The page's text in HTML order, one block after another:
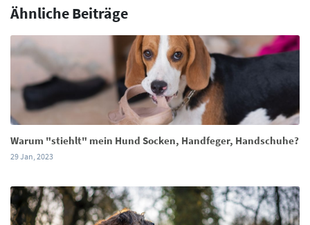
Ähnliche Beiträge
Warum "stiehlt" mein Hund Socken, Handfeger, Handschuhe?
29 Jan, 2023